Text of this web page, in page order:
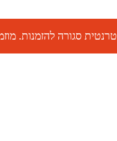
סגורה להזמנות. מוזמנים